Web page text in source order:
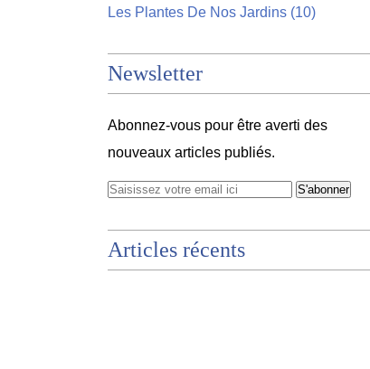
Les Plantes De Nos Jardins (10)
Newsletter
Abonnez-vous pour être averti des
nouveaux articles publiés.
Articles récents